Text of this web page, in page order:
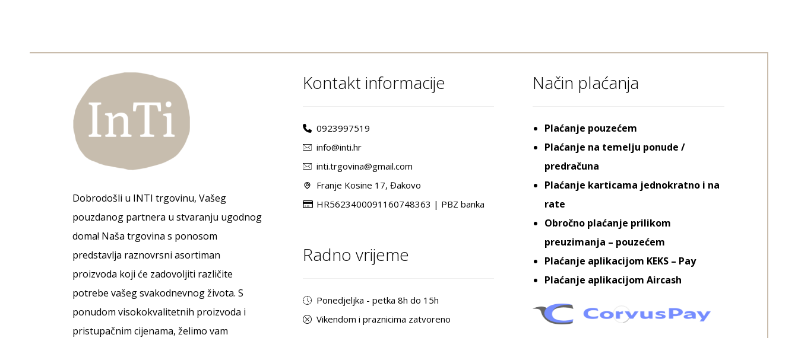
Dobrodošli u INTI trgovinu, Vašeg
pouzdanog partnera u stvaranju ugodnog
doma! Naša trgovina s ponosom
predstavlja raznovrsni asortiman
proizvoda koji će zadovoljiti različite
potrebe vašeg svakodnevnog života. S
ponudom visokokvalitetnih proizvoda i
pristupačnim cijenama, želimo vam
Kontakt informacije
0923997519
info@inti.hr
inti.trgovina@gmail.com
Franje Kosine 17, Đakovo
HR5623400091160748363 | PBZ banka
Radno vrijeme
Ponedjeljka - petka 8h do 15h
Vikendom i praznicima zatvoreno
Način plaćanja
Plaćanje pouzećem
Plaćanje na temelju ponude /
predračuna
Plaćanje karticama jednokratno i na
rate
Obročno plaćanje prilikom
preuzimanja – pouzećem
Plaćanje aplikacijom KEKS – Pay
Plaćanje aplikacijom Aircash